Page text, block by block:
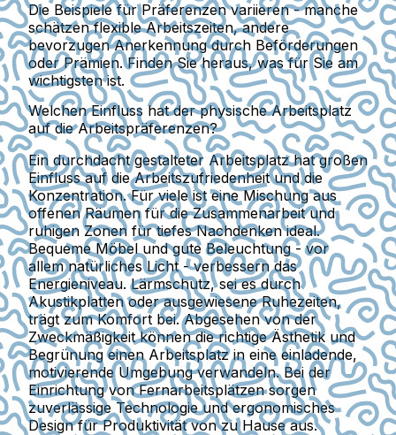
Die Beispiele für Präferenzen variieren - manche
schätzen flexible Arbeitszeiten, andere
bevorzugen Anerkennung durch Beförderungen
oder Prämien. Finden Sie heraus, was für Sie am
wichtigsten ist.
Welchen Einfluss hat der physische Arbeitsplatz
auf die Arbeitspräferenzen?
Ein durchdacht gestalteter Arbeitsplatz hat großen
Einfluss auf die Arbeitszufriedenheit und die
Konzentration. Für viele ist eine Mischung aus
offenen Räumen für die Zusammenarbeit und
ruhigen Zonen für tiefes Nachdenken ideal.
Bequeme Möbel und gute Beleuchtung - vor
allem natürliches Licht - verbessern das
Energieniveau. Lärmschutz, sei es durch
Akustikplatten oder ausgewiesene Ruhezeiten,
trägt zum Komfort bei. Abgesehen von der
Zweckmäßigkeit können die richtige Ästhetik und
Begrünung einen Arbeitsplatz in eine einladende,
motivierende Umgebung verwandeln. Bei der
Einrichtung von Fernarbeitsplätzen sorgen
zuverlässige Technologie und ergonomisches
Design für Produktivität von zu Hause aus.